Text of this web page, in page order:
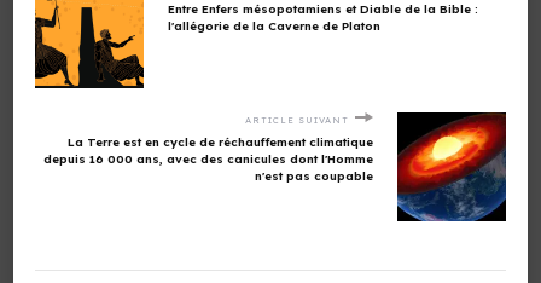
Entre Enfers mésopotamiens et Diable de la Bible :
l'allégorie de la Caverne de Platon
ARTICLE SUIVANT
La Terre est en cycle de réchauffement climatique
depuis 16 000 ans, avec des canicules dont l'Homme
n'est pas coupable